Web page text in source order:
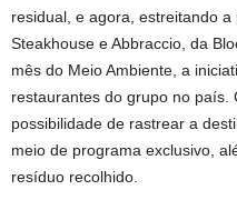
residual, e agora, estreitando
Steakhouse e Abbraccio, da
mês do Meio Ambiente, a
restaurantes do grupo no país.
possibilidade de rastrear a
meio de programa exclusivo,
resíduo recolhido.